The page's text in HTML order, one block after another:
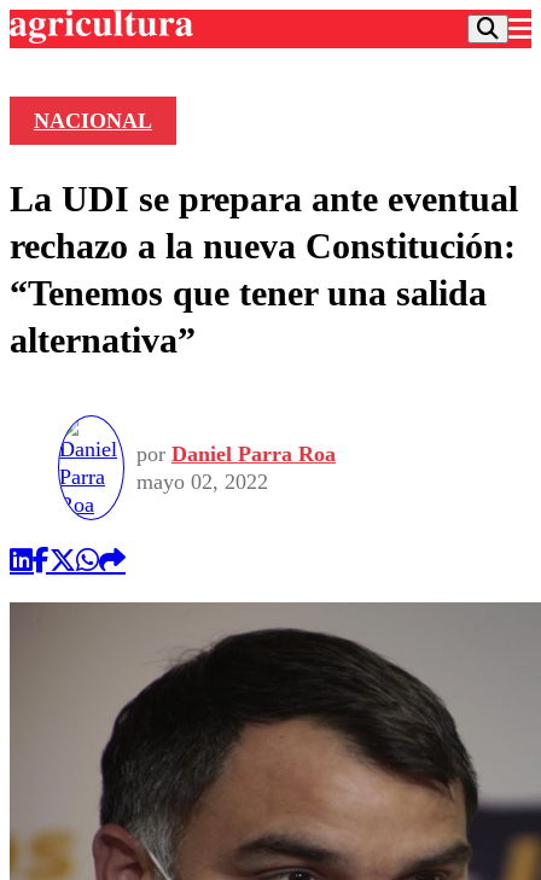
Frecuencias
Agricultura TV
Deportes
Colo Colo
Motor
Torneo Nacional
Universidad Católica
Entretención
Noticias
Nacional
Política
Vida Social
Programas
Comercial
NACIONAL
La UDI se prepara ante eventual
rechazo a la nueva Constitución:
“Tenemos que tener una salida
alternativa”
por Daniel Parra Roa
mayo 02, 2022